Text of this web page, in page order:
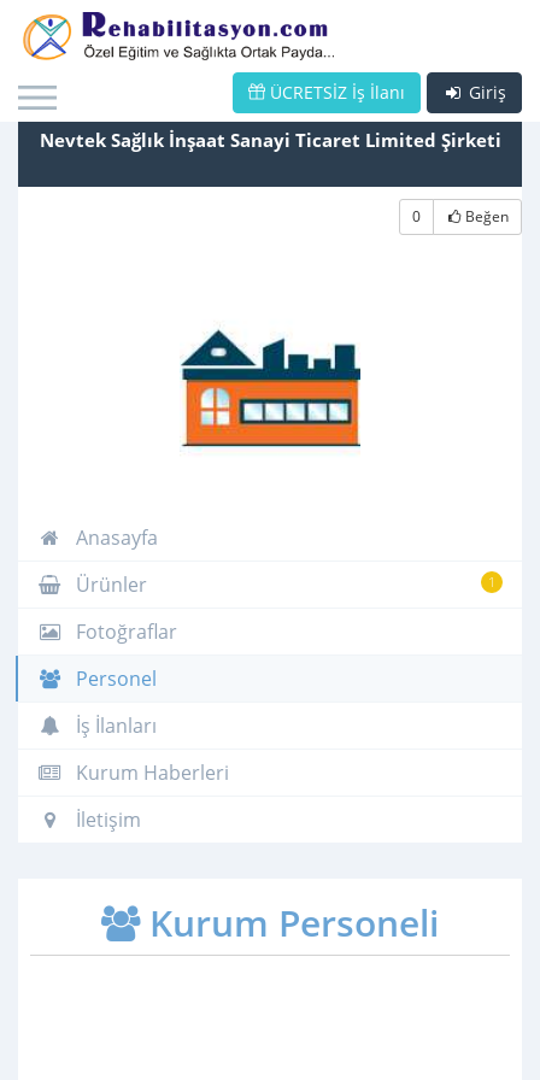
Giriş
ÜCRETSİZ İş İlanı
Nevtek Sağlık İnşaat Sanayi Ticaret Limited Şirketi
0 Beğen
Anasayfa
1
Ürünler
Fotoğraflar
Personel
İş İlanları
Kurum Haberleri
İletişim
Kurum Personeli